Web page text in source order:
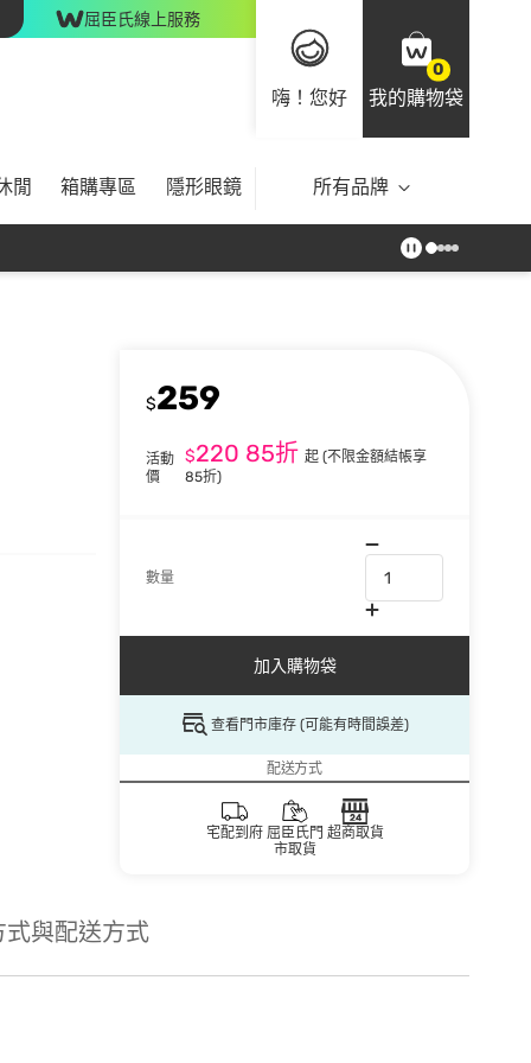
屈臣氏線上服務
嗨！您好
0
我的購物袋
閒 箱購專區 隱形眼鏡 所有品牌
$259
活動
價
$220 85折起(不限金額結帳享
85折)
數量
加入購物袋
查看門市庫存 (可能有時間誤差)
配送方式
宅配到府 屈臣氏門
市取貨
超商取貨
式與配送方式